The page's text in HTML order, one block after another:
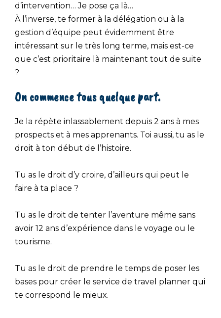
d’intervention… Je pose ça là…
À l’inverse, te former à la délégation ou à la
gestion d’équipe peut évidemment être
intéressant sur le très long terme, mais est-ce
que c’est prioritaire là maintenant tout de suite
?
On commence tous quelque part.
Je la répète inlassablement depuis 2 ans à mes
prospects et à mes apprenants. Toi aussi, tu as le
droit à ton début de l’histoire.
Tu as le droit d’y croire, d’ailleurs qui peut le
faire à ta place ?
Tu as le droit de tenter l’aventure même sans
avoir 12 ans d’expérience dans le voyage ou le
tourisme.
Tu as le droit de prendre le temps de poser les
bases pour créer le service de travel planner qui
te correspond le mieux.